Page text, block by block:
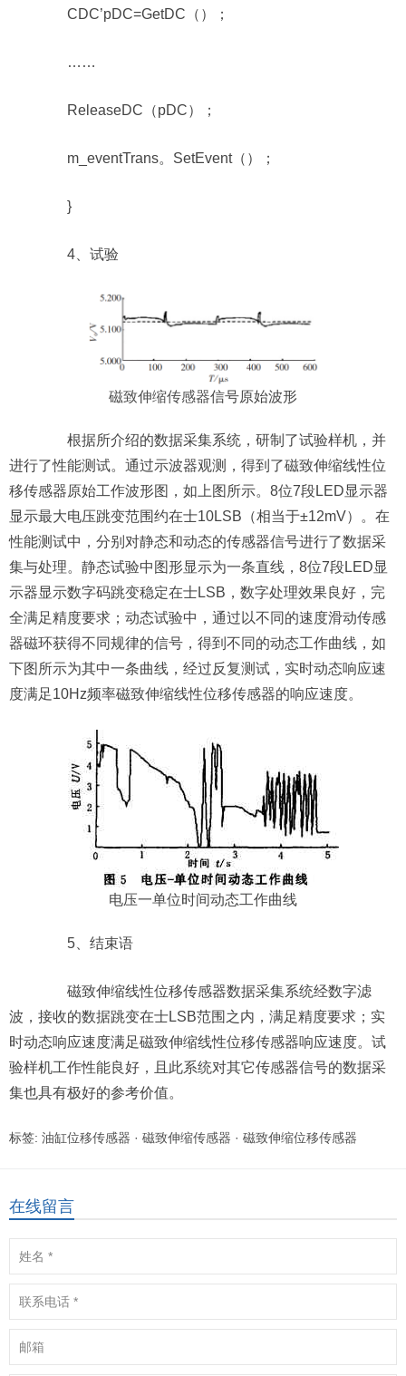
CDC’pDC=GetDC（）；
……
ReleaseDC（pDC）；
m_eventTrans。SetEvent（）；
}
4、试验
磁致伸缩传感器信号原始波形
根据所介绍的数据采集系统，研制了试验样机，并
进行了性能测试。通过示波器观测，得到了磁致伸缩线性位
移传感器原始工作波形图，如上图所示。8位7段LED显示器
显示最大电压跳变范围约在士10LSB（相当于±12mV）。在
性能测试中，分别对静态和动态的传感器信号进行了数据采
集与处理。静态试验中图形显示为一条直线，8位7段LED显
示器显示数字码跳变稳定在士LSB，数字处理效果良好，完
全满足精度要求；动态试验中，通过以不同的速度滑动传感
器磁环获得不同规律的信号，得到不同的动态工作曲线，如
下图所示为其中一条曲线，经过反复测试，实时动态响应速
度满足10Hz频率磁致伸缩线性位移传感器的响应速度。
电压一单位时间动态工作曲线
5、结束语
磁致伸缩线性位移传感器数据采集系统经数字滤
波，接收的数据跳变在士LSB范围之内，满足精度要求；实
时动态响应速度满足磁致伸缩线性位移传感器响应速度。试
验样机工作性能良好，且此系统对其它传感器信号的数据采
集也具有极好的参考价值。
标签: 油缸位移传感器 · 磁致伸缩传感器 · 磁致伸缩位移传感器
在线留言